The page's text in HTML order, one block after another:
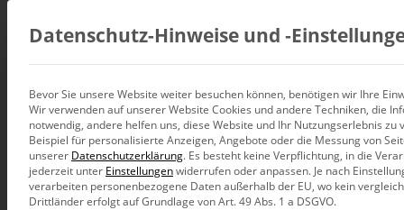
Beratung
Datenintegration
Individuelle Datenarchitektur-
BI und Analytics
Ganzheitliche Data-Analytics-
Planning with
5. Oktober 2020, 10:00–11:00Uhr,Webinar
Datenschutz-Hinweise und
Bevor Sie unsere Website weiter besuchen können, benötigen wir Ihre
Wir verwenden auf unserer Website Cookies und andere Techniken, die
notwendig, andere helfen uns, diese Website und Ihr Nutzungserlebnis zu
Beispiel für personalisierte Anzeigen, Angebote oder die Messung von
unserer Datenschutzerklärung. Es besteht keine Verpflichtung, in die
jederzeit unter Einstellungenwiderrufen oder anpassen. Je nach
verarbeiten personenbezogene Daten außerhalb der EU, wo kein
Drittländer erfolgt auf Grundlage von Art. 49 Abs. 1 a DSGVO.